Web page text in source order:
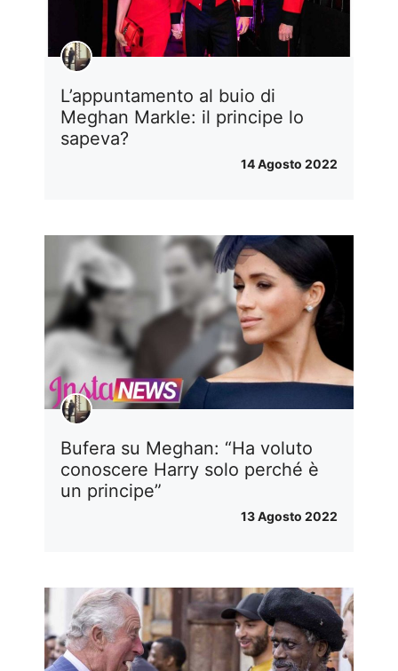
L’appuntamento al buio di
Meghan Markle: il principe lo
sapeva?
14 Agosto 2022
Bufera su Meghan: “Ha voluto
conoscere Harry solo perché è
un principe”
13 Agosto 2022